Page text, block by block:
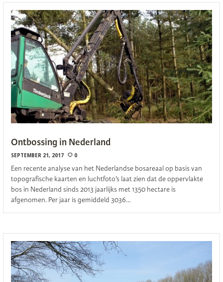
Ontbossing in Nederland
SEPTEMBER 21, 2017 0
Een recente analyse van het Nederlandse bosareaal op basis van
topografische kaarten en luchtfoto’s laat zien dat de oppervlakte
bos in Nederland sinds 2013 jaarlijks met 1350 hectare is
afgenomen. Per jaar is gemiddeld 3036…